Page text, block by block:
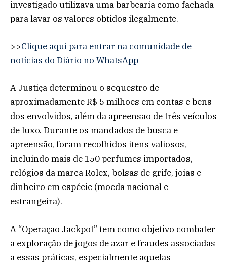
investigado utilizava uma barbearia como fachada
para lavar os valores obtidos ilegalmente.
>>Clique aqui para entrar na comunidade de
notícias do Diário no WhatsApp
A Justiça determinou o sequestro de
aproximadamente R$ 5 milhões em contas e bens
dos envolvidos, além da apreensão de três veículos
de luxo. Durante os mandados de busca e
apreensão, foram recolhidos itens valiosos,
incluindo mais de 150 perfumes importados,
relógios da marca Rolex, bolsas de grife, joias e
dinheiro em espécie (moeda nacional e
estrangeira).
A “Operação Jackpot” tem como objetivo combater
a exploração de jogos de azar e fraudes associadas
a essas práticas, especialmente aquelas